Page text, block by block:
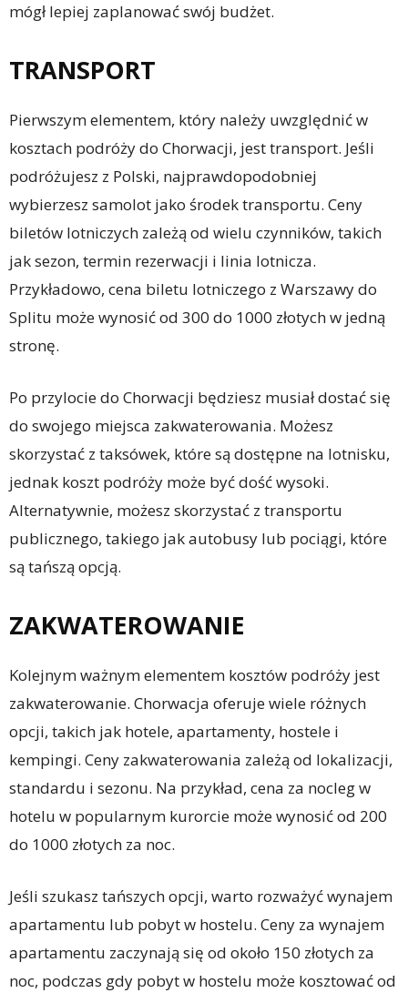
mógł lepiej zaplanować swój budżet.
TRANSPORT
Pierwszym elementem, który należy uwzględnić w
kosztach podróży do Chorwacji, jest transport. Jeśli
podróżujesz z Polski, najprawdopodobniej
wybierzesz samolot jako środek transportu. Ceny
biletów lotniczych zależą od wielu czynników, takich
jak sezon, termin rezerwacji i linia lotnicza.
Przykładowo, cena biletu lotniczego z Warszawy do
Splitu może wynosić od 300 do 1000 złotych w jedną
stronę.
Po przylocie do Chorwacji będziesz musiał dostać się
do swojego miejsca zakwaterowania. Możesz
skorzystać z taksówek, które są dostępne na lotnisku,
jednak koszt podróży może być dość wysoki.
Alternatywnie, możesz skorzystać z transportu
publicznego, takiego jak autobusy lub pociągi, które
są tańszą opcją.
ZAKWATEROWANIE
Kolejnym ważnym elementem kosztów podróży jest
zakwaterowanie. Chorwacja oferuje wiele różnych
opcji, takich jak hotele, apartamenty, hostele i
kempingi. Ceny zakwaterowania zależą od lokalizacji,
standardu i sezonu. Na przykład, cena za nocleg w
hotelu w popularnym kurorcie może wynosić od 200
do 1000 złotych za noc.
Jeśli szukasz tańszych opcji, warto rozważyć wynajem
apartamentu lub pobyt w hostelu. Ceny za wynajem
apartamentu zaczynają się od około 150 złotych za
noc, podczas gdy pobyt w hostelu może kosztować od